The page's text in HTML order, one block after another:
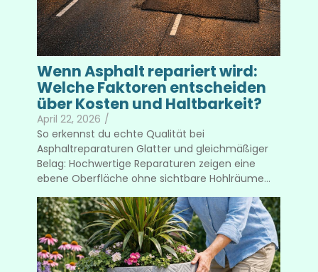
Wenn Asphalt repariert wird:
Welche Faktoren entscheiden
über Kosten und Haltbarkeit?
April 22, 2026 /
So erkennst du echte Qualität bei
Asphaltreparaturen Glatter und gleichmäßiger
Belag: Hochwertige Reparaturen zeigen eine
ebene Oberfläche ohne sichtbare Hohlräume...